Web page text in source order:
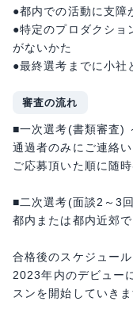
●都内での活動に支障
●特定のプロダクショ
がないかた
●最終選考までに小社
審査の流れ
■一次選考(書類審査)
通過者のみにご連絡い
ご応募頂いた順に随
■二次選考(面談2～3
都内または都内近郊
合格後のスケジュール
2023年内のデビュー
スンを開始していきま